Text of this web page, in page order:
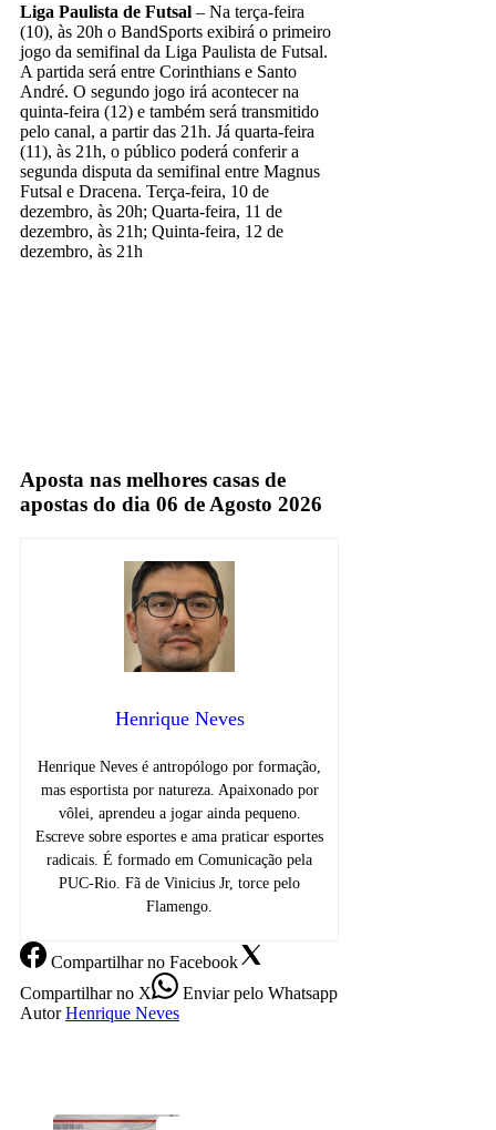
Liga Paulista de Futsal – Na terça-feira
(10), às 20h o BandSports exibirá o primeiro
jogo da semifinal da Liga Paulista de Futsal.
A partida será entre Corinthians e Santo
André. O segundo jogo irá acontecer na
quinta-feira (12) e também será transmitido
pelo canal, a partir das 21h. Já quarta-feira
(11), às 21h, o público poderá conferir a
segunda disputa da semifinal entre Magnus
Futsal e Dracena. Terça-feira, 10 de
dezembro, às 20h; Quarta-feira, 11 de
dezembro, às 21h; Quinta-feira, 12 de
dezembro, às 21h
Aposta nas melhores casas de
apostas do dia 06 de Agosto 2026
Henrique Neves
Henrique Neves é antropólogo por formação,
mas esportista por natureza. Apaixonado por
vôlei, aprendeu a jogar ainda pequeno.
Escreve sobre esportes e ama praticar esportes
radicais. É formado em Comunicação pela
PUC-Rio. Fã de Vinicius Jr, torce pelo
Flamengo.
Compartilharno Facebook
Compartilharno X Enviarpelo Whatsapp
Autor Henrique Neves